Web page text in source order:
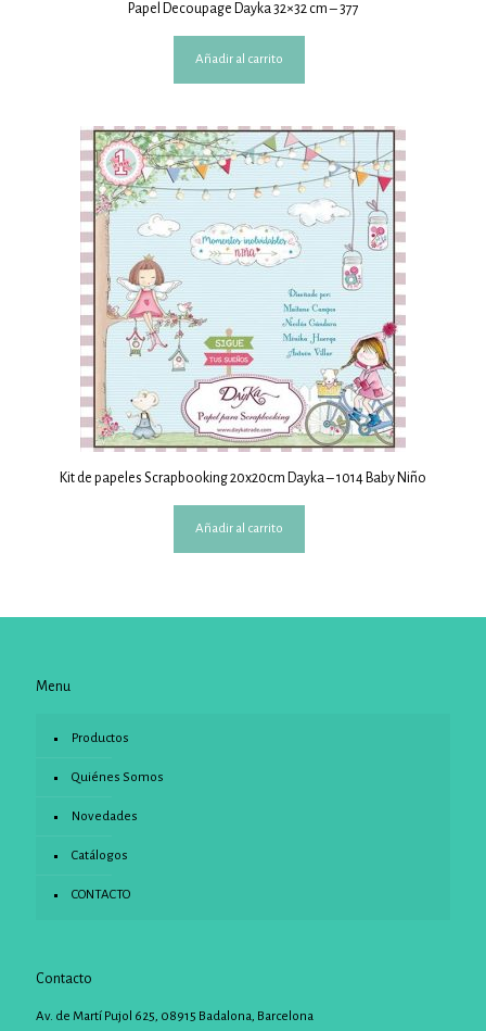
Papel Decoupage Dayka 32×32 cm – 377
Añadir al carrito
Kit de papeles Scrapbooking 20x20cm Dayka – 1014 Baby Niño
Añadir al carrito
Menu
Productos
Quiénes Somos
Novedades
Catálogos
CONTACTO
Contacto
Av. de Martí Pujol 625, 08915 Badalona, Barcelona